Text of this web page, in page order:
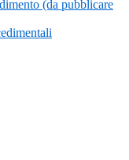
(da pubblicare